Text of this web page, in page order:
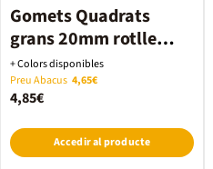
Gomets Quadrats
grans 20mm rotlle
blau
+ Colors disponibles
Preu Abacus 4,65€
4,85€
Accedir al producte